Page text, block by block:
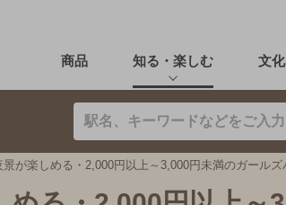
商品 知る・楽しむ 文
が楽しめる・2,000円以上～3,000円未満のガールズ